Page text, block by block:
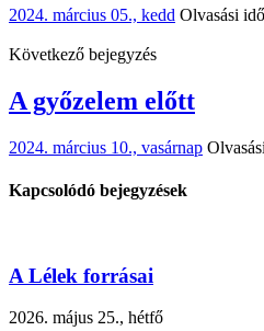
2024. március 05., kedd Olvasási
Következő bejegyzés
A győzelem előtt
2024. március 10., vasárnap
Kapcsolódó bejegyzések
A Lélek forrásai
2026. május 25., hétfő